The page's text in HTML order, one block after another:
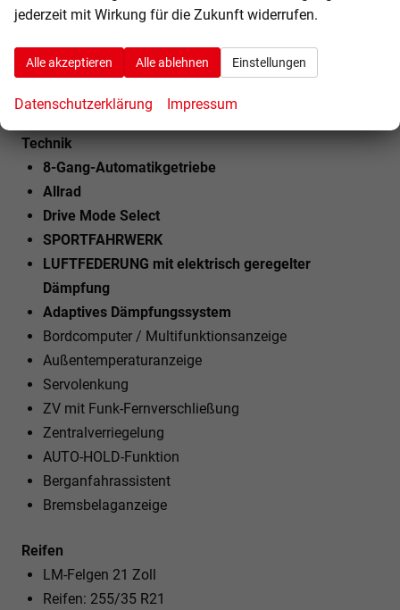
LED-Heckleuchten
Lichtautomatik
Coming-Home-Funktion
Leaving-Home-Funktion
Technik
8-Gang-Automatikgetriebe
Allrad
Drive Mode Select
SPORTFAHRWERK
LUFTFEDERUNG mit elektrisch geregelter
Dämpfung
Adaptives Dämpfungssystem
Bordcomputer / Multifunktionsanzeige
Außentemperaturanzeige
Servolenkung
ZV mit Funk-Fernverschließung
Zentralverriegelung
AUTO-HOLD-Funktion
Berganfahrassistent
Bremsbelaganzeige
Reifen
LM-Felgen 21 Zoll
Reifen: 255/35 R21
jederzeit mit Wirkung für die Zukunft widerrufen.
Alle akzeptieren Alle ablehnen Einstellungen
Datenschutzerklärung Impressum